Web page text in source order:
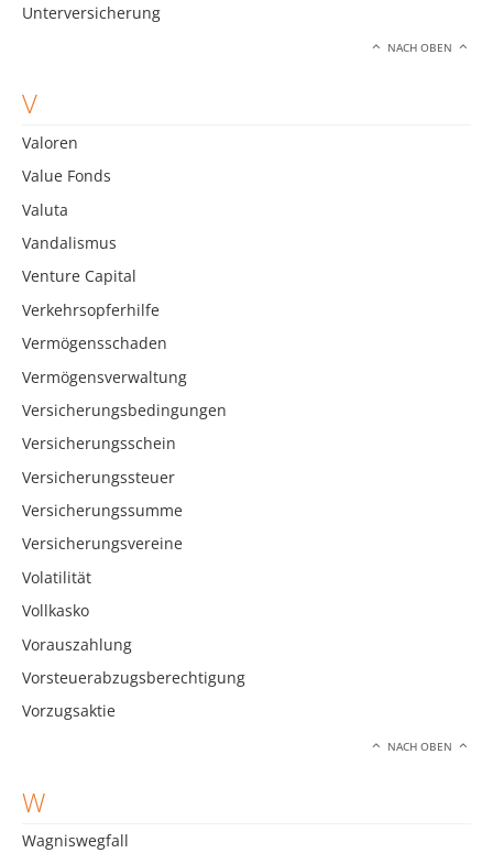
Unterversicherung
NACH OBEN
V
Valoren
Value Fonds
Valuta
Vandalismus
Venture Capital
Verkehrsopferhilfe
Vermögensschaden
Vermögensverwaltung
Versicherungsbedingungen
Versicherungsschein
Versicherungssteuer
Versicherungssumme
Versicherungsvereine
Volatilität
Vollkasko
Vorauszahlung
Vorsteuerabzugsberechtigung
Vorzugsaktie
NACH OBEN
W
Wagniswegfall